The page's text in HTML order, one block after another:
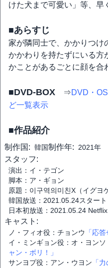
けた犬まで可愛い」等、早
■あらすじ
家が隣同士で、かかりつけ
かかわりを持たずにいる方
かことがあるごとに顔を合
■DVD-BOX ⇒DVD・
ど一覧表示
■作品紹介
制作国: 韓国制作年: 2021年
スタッフ:
演出：イ・テゴン
脚本：ア・ギョン
原題：이구역의미친X（イグヨ
韓国放送：2021.05.24スター
日本初放送：2021.05.24
キャスト:
ノ・フィオ役：チョンウ
「応
イ・ミンギョン役：オ・ヨンソ
ャン・ボリ！」
サンヨプ役：アン・ウヨン 「